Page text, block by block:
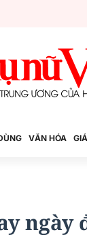
VĂN HÓA
ngày